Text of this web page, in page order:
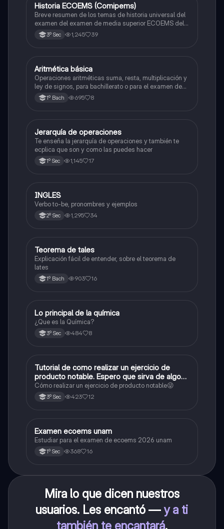
Historia
Historia ECOEMS (Comipems)
Breve resumen de los temas de historia universal del
examen del examen de media superior ECOEMS del
valle de México
3º Sec 1,245 39
Matemáticas
Aritmética básica
Operaciones aritméticas suma, resta, multiplicación y
ley de signos, para bachillerato o para el examen de
admisión a la universidad
1º Bach 695 8
Matemáticas
Jerarquía de operaciones
Te enseña la jerarquía de operaciones y también te
ecplica que son y como las puedes hacer
1º Sec 1,145 17
Inglés
INGLES
Verbo to-be, pronombres y ejemplos
2º Sec 1,295 34
Matemáticas
Teorema de tales
Explicación fácil de entender, sobre el teorema de
lates
1º Bach 903 16
Química
Lo principal de la química
¿Que es la Química?
3º Sec 484 8
Matemáticas
Tutorial de como realizar un ejercicio de
producto notable. Espero que sirva de algo💕
😜
Cómo realizar un ejercicio de producto notable😜
3º Sec 423 12
Español
Examen ecoems unam
Estudiar para el examen de ecoems 2026 unam
1º Sec 368 16
Mira lo que dicen nuestros
usuarios. Les encantó —y a ti
también te encantará.